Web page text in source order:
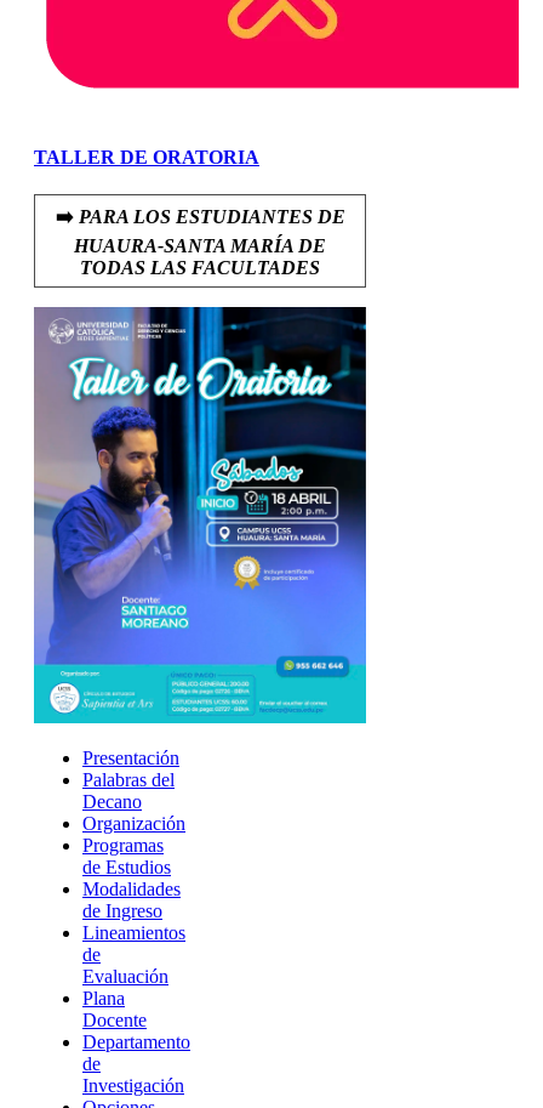
TALLER DE ORATORIA
➡️ PARA LOS ESTUDIANTES DE
HUAURA-SANTA MARÍA DE
TODAS LAS FACULTADES
Presentación
Palabras del
Decano
Organización
Programas
de Estudios
Modalidades
de Ingreso
Lineamientos
de
Evaluación
Plana
Docente
Departamento
de
Investigación